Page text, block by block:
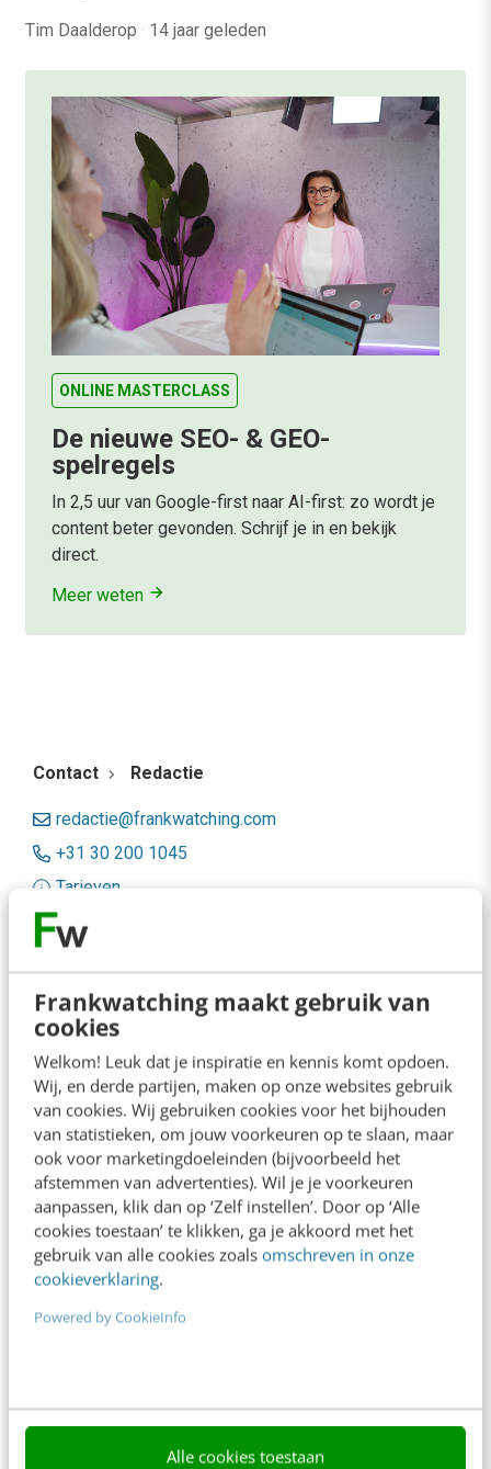
Frankwatching maakt gebruik van
cookies
Welkom! Leuk dat je inspiratie en kennis komt opdoen.
Wij, en derde partijen, maken op onze websites gebruik
van cookies. Wij gebruiken cookies voor het bijhouden
van statistieken, om jouw voorkeuren op te slaan, maar
ook voor marketingdoeleinden (bijvoorbeeld het
afstemmen van advertenties). Wil je je voorkeuren
aanpassen, klik dan op ‘Zelf instellen’. Door op ‘Alle
cookies toestaan’ te klikken, ga je akkoord met het
gebruik van alle cookies zoals omschreven in onze
cookieverklaring.
Powered by CookieInfo
Alle cookies toestaan
Tim Daalderop · 14 jaar geleden
ONLINE MASTERCLASS
De nieuwe SEO- & GEO-
spelregels
In 2,5 uur van Google-first naar AI-first: zo wordt je
content beter gevonden. Schrijf je in en bekijk
direct.
Meer weten
Contact Redactie
redactie@frankwatching.com
+31 30 200 1045
Tarieven
Meer contactopties
Frankwatching
Adverteren
Contact
Nieuwsbrieven
Over ons
Ons team
Werken bij
Whitepapers
Content & Communicatie